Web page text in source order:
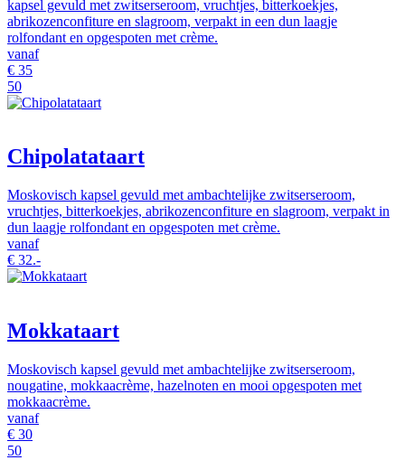
kapsel gevuld met zwitserseroom, vruchtjes, bitterkoekjes,
abrikozenconfiture en slagroom, verpakt in een dun laagje
rolfondant en opgespoten met crème.
vanaf
€ 35
50
Chipolatataart
Moskovisch kapsel gevuld met ambachtelijke zwitserseroom,
vruchtjes, bitterkoekjes, abrikozenconfiture en slagroom, verpakt in
dun laagje rolfondant en opgespoten met crème.
vanaf
€ 32.-
Mokkataart
Moskovisch kapsel gevuld met ambachtelijke zwitserseroom,
nougatine, mokkaacrème, hazelnoten en mooi opgespoten met
mokkaacrème.
vanaf
€ 30
50